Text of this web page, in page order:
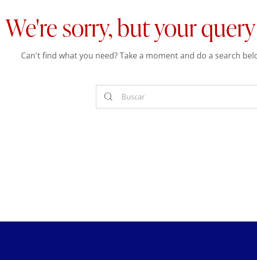
We're sorry, but your
Can't find what you need? Take a moment and do a search